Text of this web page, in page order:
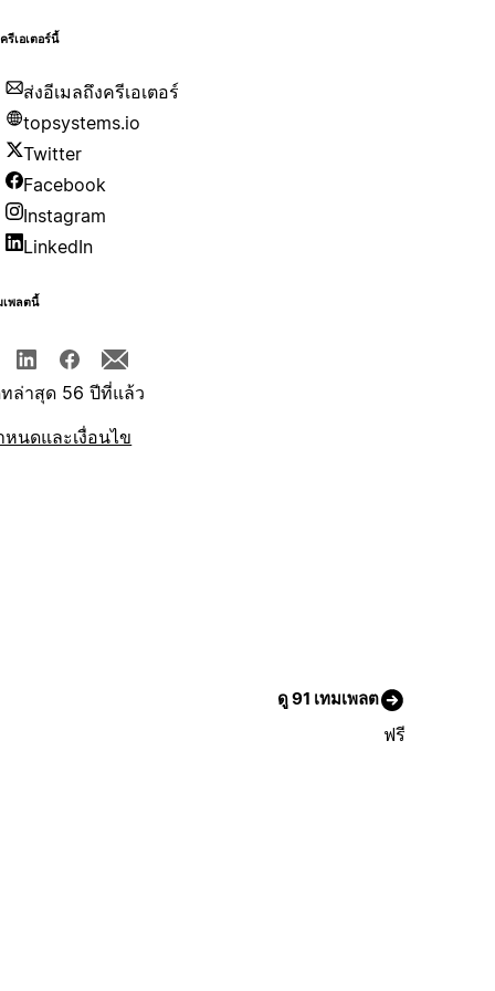
รีเอเตอร์นี้
ส่งอีเมลถึงครีเอเตอร์
topsystems.io
Twitter
Facebook
Instagram
LinkedIn
เพลตนี้
ทล่าสุด 56 ปีที่แล้ว
นดและเงื่อนไข
ดู 91 เทมเพลต
ฟรี